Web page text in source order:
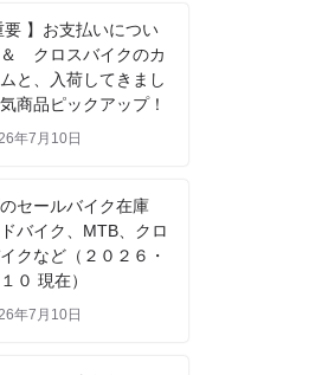
要 】お支払いについ
クロスバイクのカ
と、入荷してきまし
商品ピックアップ！
年7月10日
セールバイク在庫
バイク、MTB、クロ
クなど（２０２６・
０ 現在）
年7月10日